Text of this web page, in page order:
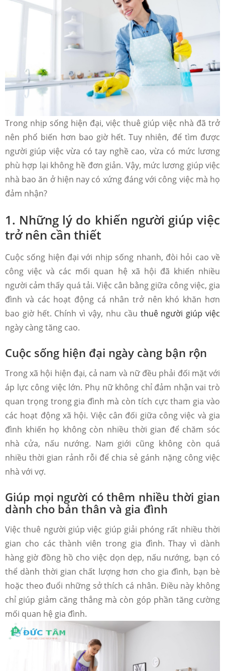
Trong nhịp sống hiện đại, việc thuê giúp việc nhà đã trở
nên phổ biến hơn bao giờ hết. Tuy nhiên, để tìm được
người giúp việc vừa có tay nghề cao, vừa có mức lương
phù hợp lại không hề đơn giản. Vậy, mức lương giúp việc
nhà bao ăn ở hiện nay có xứng đáng với công việc mà họ
đảm nhận?
1. Những lý do khiến người giúp việc
trở nên cần thiết
Cuộc sống hiện đại với nhịp sống nhanh, đòi hỏi cao về
công việc và các mối quan hệ xã hội đã khiến nhiều
người cảm thấy quá tải. Việc cân bằng giữa công việc, gia
đình và các hoạt động cá nhân trở nên khó khăn hơn
bao giờ hết. Chính vì vậy, nhu cầu thuê người giúp việc
ngày càng tăng cao.
Cuộc sống hiện đại ngày càng bận rộn
Trong xã hội hiện đại, cả nam và nữ đều phải đối mặt với
áp lực công việc lớn. Phụ nữ không chỉ đảm nhận vai trò
quan trọng trong gia đình mà còn tích cực tham gia vào
các hoạt động xã hội. Việc cân đối giữa công việc và gia
đình khiến họ không còn nhiều thời gian để chăm sóc
nhà cửa, nấu nướng. Nam giới cũng không còn quá
nhiều thời gian rảnh rỗi để chia sẻ gánh nặng công việc
nhà với vợ.
Giúp mọi người có thêm nhiều thời gian
dành cho bản thân và gia đình
Việc thuê người giúp việc giúp giải phóng rất nhiều thời
gian cho các thành viên trong gia đình. Thay vì dành
hàng giờ đồng hồ cho việc dọn dẹp, nấu nướng, bạn có
thể dành thời gian chất lượng hơn cho gia đình, bạn bè
hoặc theo đuổi những sở thích cá nhân. Điều này không
chỉ giúp giảm căng thẳng mà còn góp phần tăng cường
mối quan hệ gia đình.